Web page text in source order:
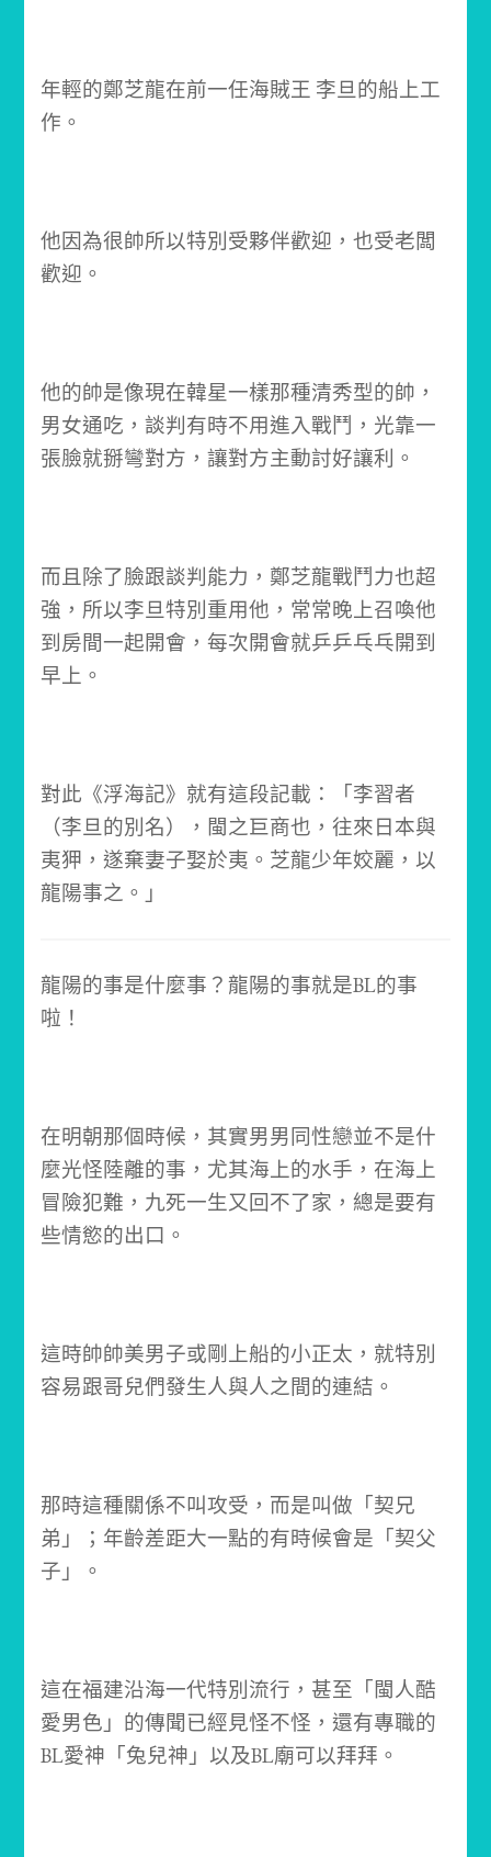
年輕的鄭芝龍在前一任海賊王 李旦的船上工
作。
他因為很帥所以特別受夥伴歡迎，也受老闆
歡迎。
他的帥是像現在韓星一樣那種清秀型的帥，
男女通吃，談判有時不用進入戰鬥，光靠一
張臉就掰彎對方，讓對方主動討好讓利。
而且除了臉跟談判能力，鄭芝龍戰鬥力也超
強，所以李旦特別重用他， 常常晚上召喚他
到房間一起開會，每次開會就乒乒乓乓開到
早上。
對此《浮海記》就有這段記載：「李習者
（李旦的別名），閩之巨商也，往來日本與
夷狎，遂棄妻子娶於夷。芝龍少年姣麗，以
龍陽事之。」
龍陽的事是什麼事？龍陽的事就是BL的事
啦！
在明朝那個時候，其實男男同性戀並不是什
麼光怪陸離的事，尤其海上的水手，在海上
冒險犯難，九死一生又回不了家，總是要有
些情慾的出口。
這時帥帥美男子或剛上船的小正太，就特別
容易跟哥兒們發生人與人之間的連結。
那時這種關係不叫攻受，而是叫做「契兄
弟」； 年齡差距大一點的有時候會是「契父
子」。
這在福建沿海一代特別流行，甚至「閩人酷
愛男色」的傳聞已經見怪不怪，還有專職的
BL愛神「兔兒神」以及BL廟可以拜拜。